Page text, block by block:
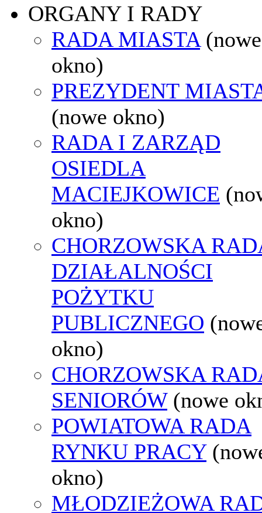
ORGANY I RADY
RADA MIASTA (nowe
okno)
PREZYDENT
(nowe okno)
RADA I ZARZĄD
OSIEDLA
MACIEJKOWICE
okno)
CHORZOWSKA
DZIAŁALNOŚCI
POŻYTKU
PUBLICZNEGO
okno)
CHORZOWSKA
SENIORÓW (nowe
POWIATOWA RADA
RYNKU PRACY
okno)
MŁODZIEŻOWA